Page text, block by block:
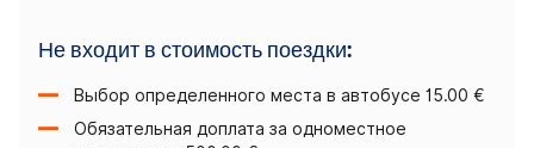
Не входит в стоимость поездки:
Выбор определенного места в автобусе 15.00 €
Обязательная доплата за одноместное